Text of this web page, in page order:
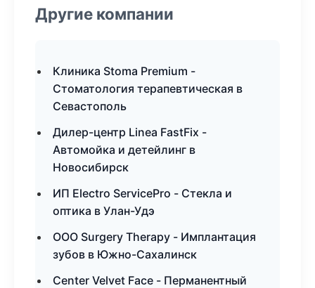
Другие компании
Клиника Stoma Premium -
Стоматология терапевтическая в
Севастополь
Дилер-центр Linea FastFix -
Автомойка и детейлинг в
Новосибирск
ИП Electro ServicePro - Стекла и
оптика в Улан-Удэ
ООО Surgery Therapy - Имплантация
зубов в Южно-Сахалинск
Center Velvet Face - Перманентный